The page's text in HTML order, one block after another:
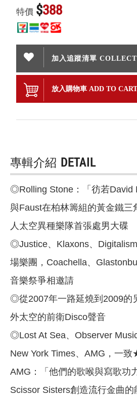
特價 $388
加入追蹤清單
放入購物車 ADD TO
專輯介紹 DETAIL
◎Rolling Stone：「彷若David
與Faust在柏林籌組的黃金鐵三
人太空異種樂隊首張處男大碟
◎Justice、Klaxons、
場樂團，Coachella、
音樂祭爭相邀請
◎從2007年一路延燒到2009的
外太空的前衛Disco聲音
◎Lost At Sea、Observer
New York Times、AMG，
AMG：「他們的歌喉與寫歌功
Scissor Sisters創造流行金曲的